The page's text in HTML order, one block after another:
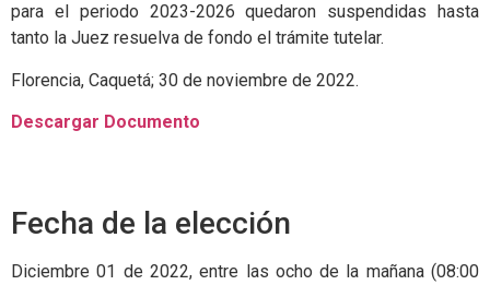
para el periodo 2023-2026 quedaron suspendidas hasta
tanto la Juez resuelva de fondo el trámite tutelar.
Florencia, Caquetá; 30 de noviembre de 2022.
Descargar Documento
Fecha de la elección
Diciembre 01 de 2022, entre las ocho de la mañana (08:00